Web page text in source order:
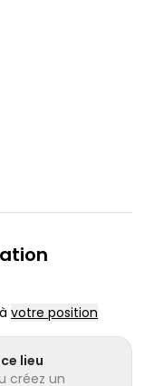
votre position
lieu
créez un